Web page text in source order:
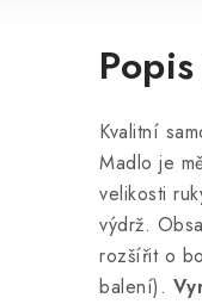
Kvalitní
Madlo je
velikosti
výdrž.
rozšířit o
balení).